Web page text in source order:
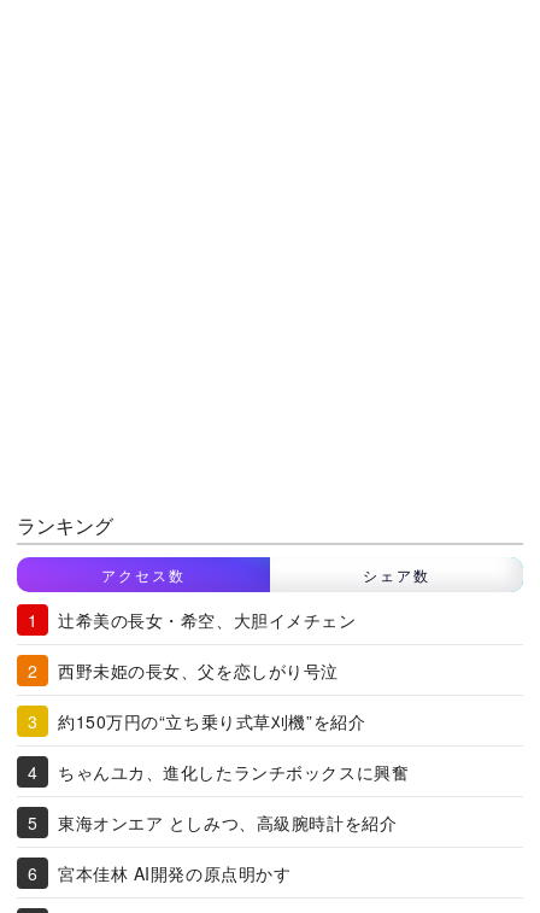
ランキング
アクセス数 シェア数
辻希美の長女・希空、大胆イメチェン
西野未姫の長女、父を恋しがり号泣
約150万円の“立ち乗り式草刈機”を紹介
ちゃんユカ、進化したランチボックスに興奮
東海オンエア としみつ、高級腕時計を紹介
宮本佳林 AI開発の原点明かす